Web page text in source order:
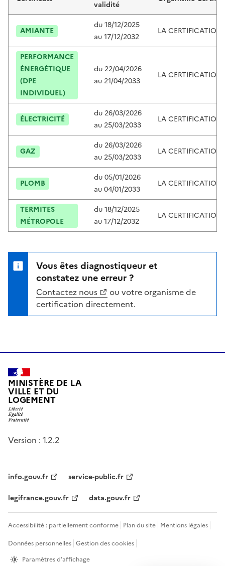
validité
AMIANTE
du18/12/2025
au17/12/2032
LA CERTIFICATION
PERFORMANCE
ÉNERGÉTIQUE
(DPE
INDIVIDUEL)
du 22/04/2026
au 21/04/2033
LA CERTIFICATION
ÉLECTRICITÉ
du 26/03/2026
au 25/03/2033
LA CERTIFICATION
GAZ
du 26/03/2026
au 25/03/2033
LA CERTIFICATION
PLOMB
du05/01/2026
au04/01/2033
LA CERTIFICATION
TERMITES
MÉTROPOLE
du18/12/2025
au17/12/2032
LA CERTIFICATION
Vous êtes diagnostiqueur et
constatez une erreur ?
Contactez nous
ou votre organisme de
certification directement.
MINISTÈRE DE LA
VILLE ET DU
LOGEMENT
Version : 1.2.2
info.gouv.fr
service-public.fr
legifrance.gouv.fr
data.gouv.fr
Accessibilité : partiellement conforme Plan du site Mentions légales
Données personnelles Gestion des cookies
Paramètres d’affichage